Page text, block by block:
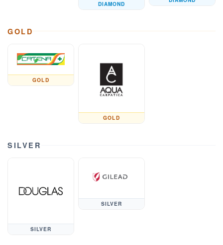
DIAMOND
GOLD
GOLD
GOLD
SILVER
SILVER
SILVER